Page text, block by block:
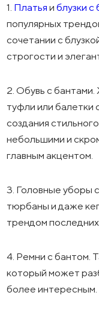
1. Платья иблузки с
популярных
сочетании с
строгости и
2. Обувь с
туфли или балетки
создания
небольшими и
главным акцентом.
3. Головные уборы
тюрбаны и даже
трендом последних
4. Ремни с бантом.
который может
более интересным.